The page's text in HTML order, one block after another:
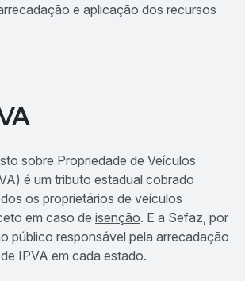
e aplicação dos recursos
sobre Propriedade de Veículos
é um tributo estadual cobrado
os proprietários de veículos
em caso de isenção. E a Sefaz, por
público responsável pela arrecadação
IPVA em cada estado.